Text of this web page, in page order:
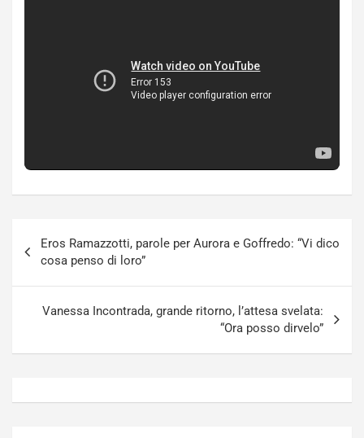
articoli
Eros Ramazzotti, parole per Aurora e Goffredo: “Vi dico
cosa penso di loro”
Vanessa Incontrada, grande ritorno, l’attesa svelata:
“Ora posso dirvelo”